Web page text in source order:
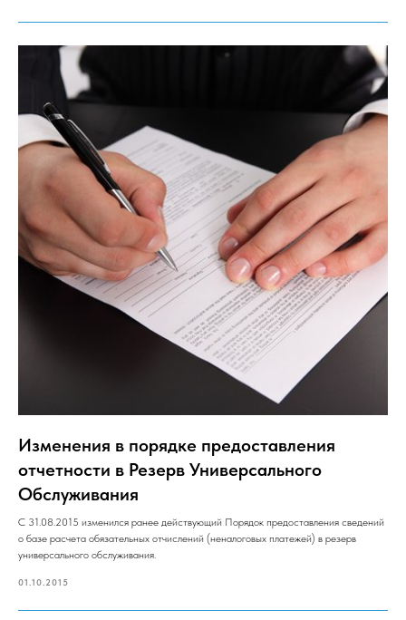
Изменения в порядке предоставления
отчетности в Резерв Универсального
Обслуживания
С 31.08.2015 изменился ранее действующий Порядок предоставления сведений
о базе расчета обязательных отчислений (неналоговых платежей) в резерв
универсального обслуживания.
01.10.2015